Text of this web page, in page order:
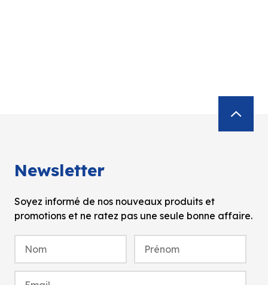
Newsletter
Soyez informé de nos nouveaux produits et
promotions et ne ratez pas une seule bonne affaire.